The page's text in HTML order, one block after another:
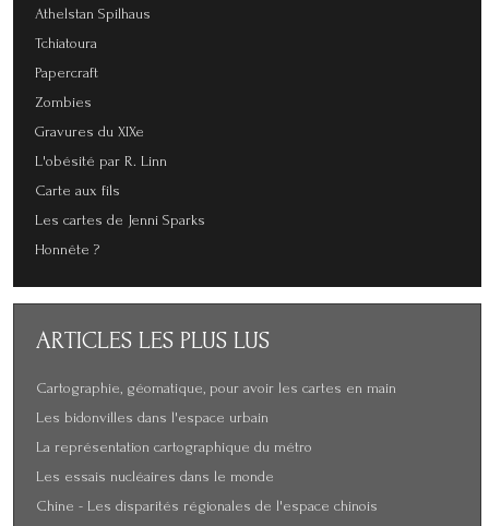
Athelstan Spilhaus
Tchiatoura
Papercraft
Zombies
Gravures du XIXe
L'obésité par R. Linn
Carte aux fils
Les cartes de Jenni Sparks
Honnête ?
ARTICLES LES PLUS LUS
Cartographie, géomatique, pour avoir les cartes en main
Les bidonvilles dans l'espace urbain
La représentation cartographique du métro
Les essais nucléaires dans le monde
Chine - Les disparités régionales de l'espace chinois